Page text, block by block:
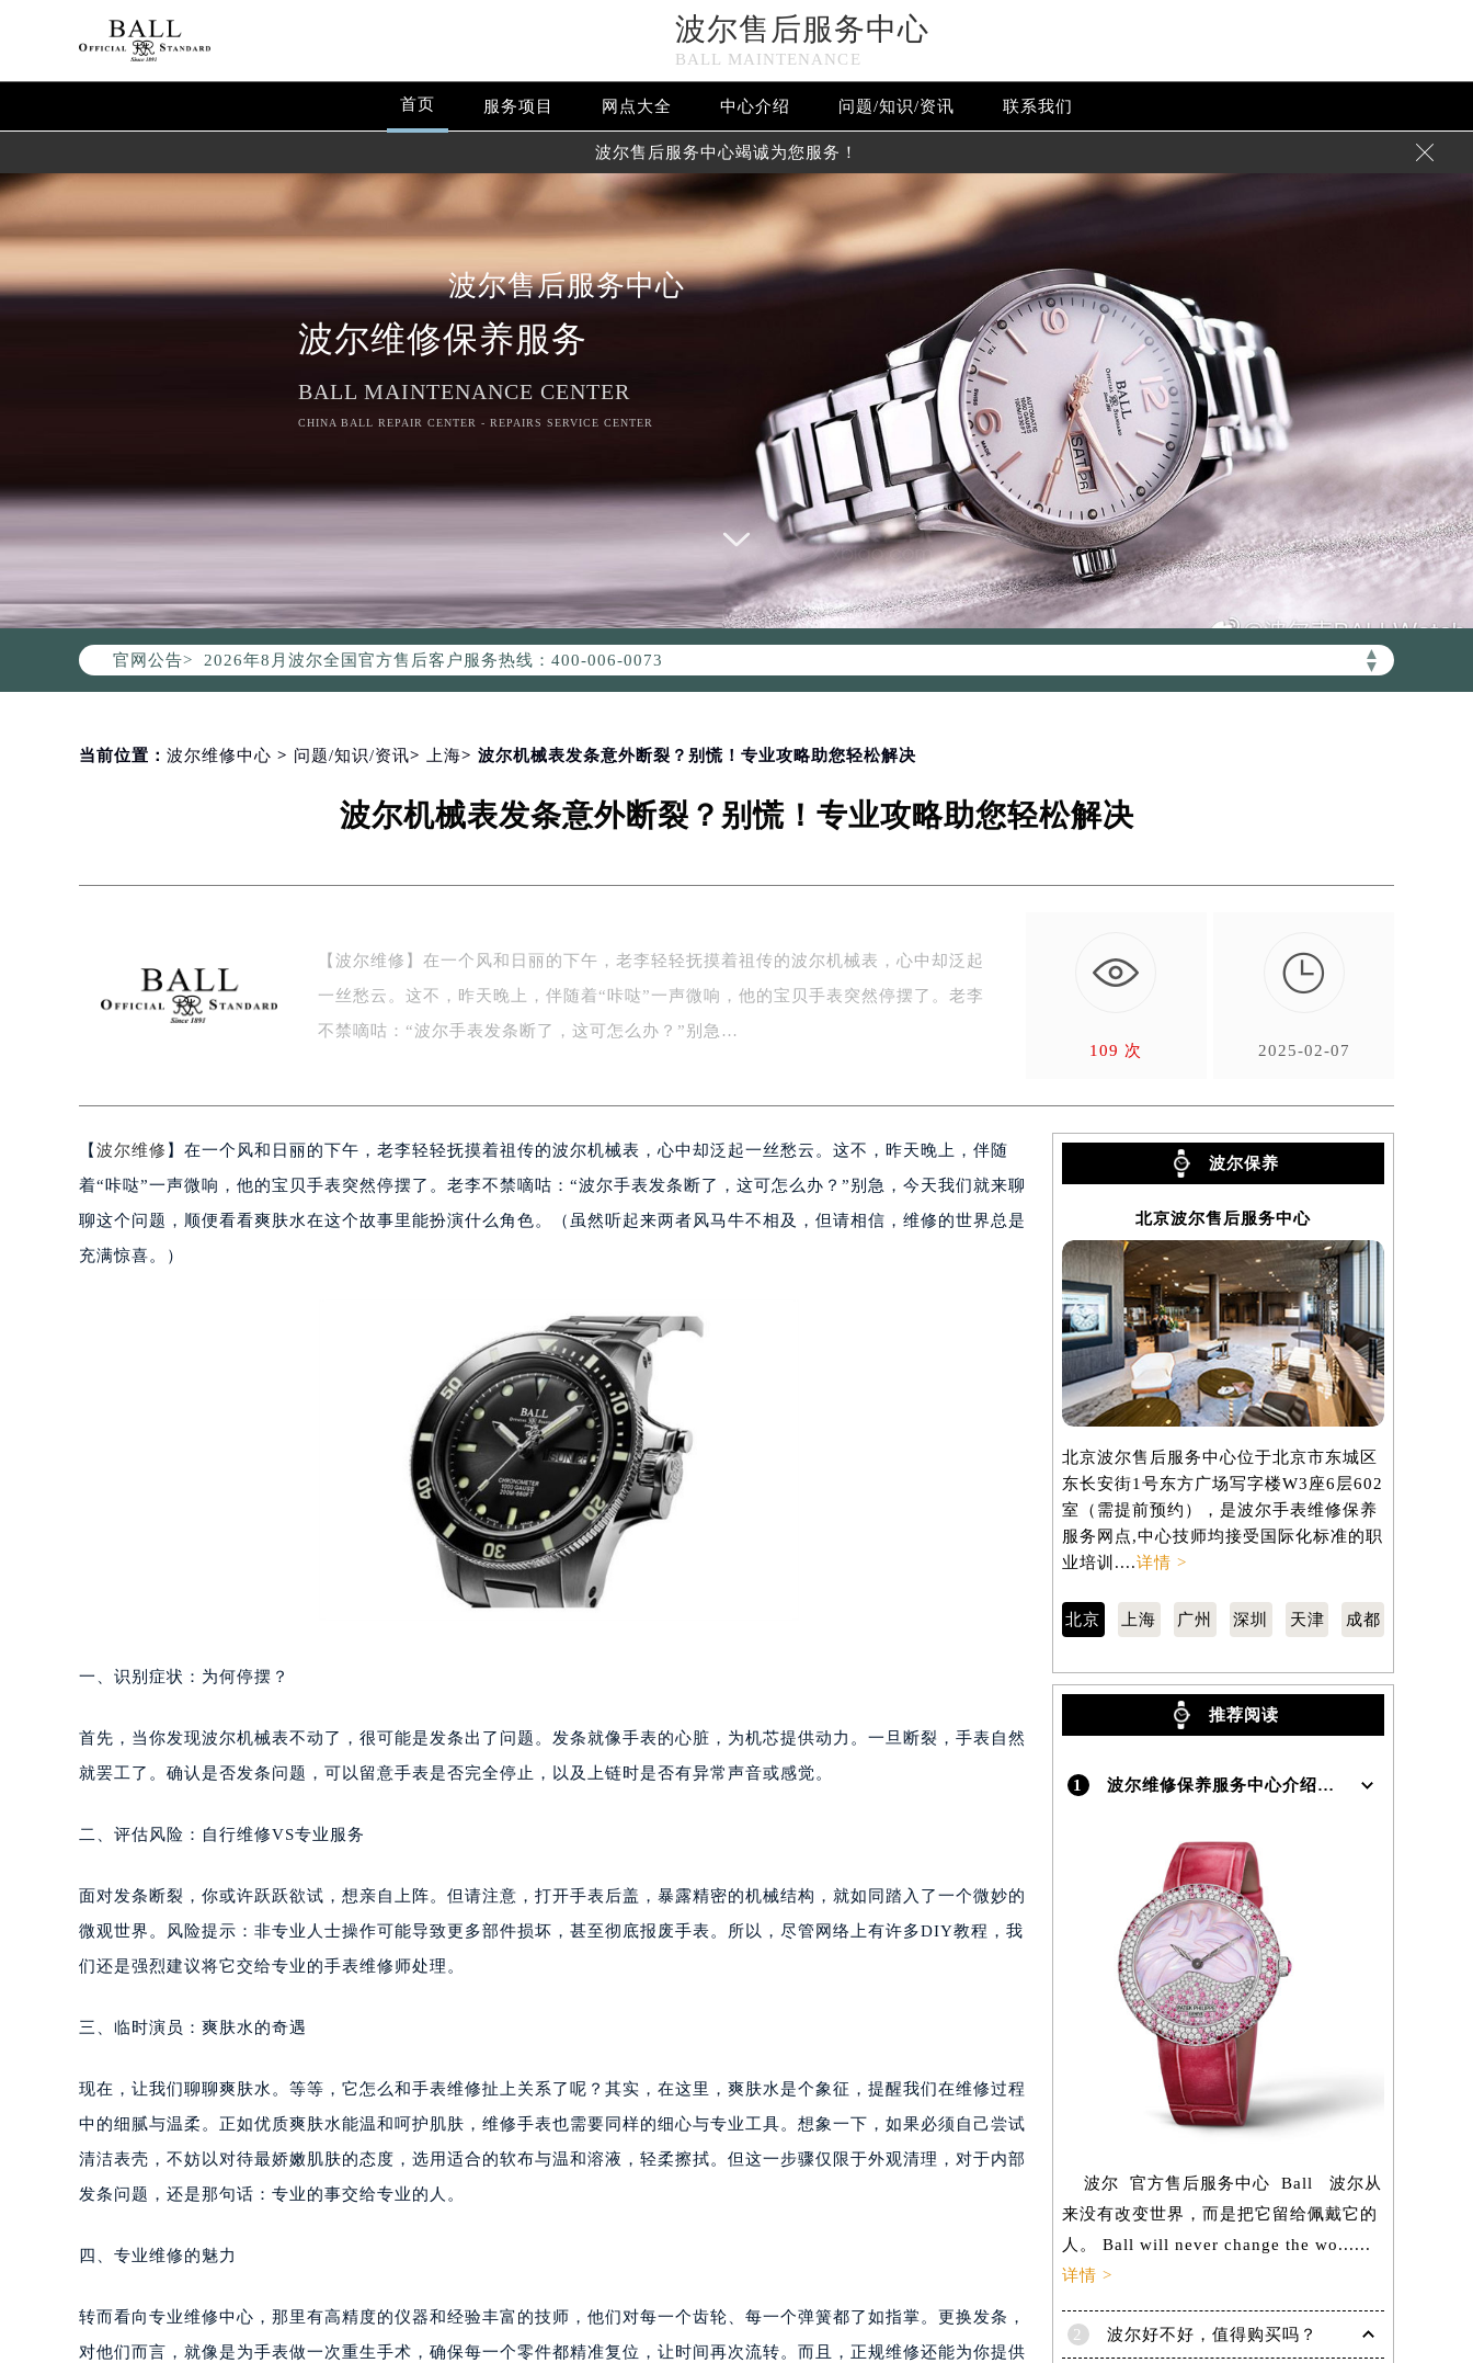
波尔售后服务中心
BALL MAINTENANCE
首页 服务项目 网点大全 中心介绍 问题/知识/资讯 联系我们
波尔售后服务中心竭诚为您服务！ 
波尔售后服务中心
波尔维修保养服务
BALL MAINTENANCE CENTER
CHINA BALL REPAIR CENTER - REPAIRS SERVICE CENTER
官网公告> ▲
▼
2026年8月波尔中国区售后服务网络优化升级公告
2026年8月波尔全国官方售后客户服务热线：400-006-0073
波尔官方全国统一服务热线400-006-0073，服务覆盖中国大陆、香港、澳门、台湾全部区域（非大陆需加拨“+86”）
2026年8月波尔售后服务中心最新网点地址：
北京市东城区东长安街1号东方广场写字楼W3座6层602室（需提前预约）
上海市徐汇区虹桥路3号港汇中心写字楼2座37层3705室（需提前预约）
扬州市邗江区国展路29号星耀天地写字楼1号楼18层1803室（需提前预约）
盐城市盐都区世纪大道5号盐城金融城写字楼1号楼16层1604室（需提前预约）
泰州市海陵区永定东路399号置地商务中心东塔写字楼（华润万象城）17层1706室（需提前预约）
绍兴市越城区胜利东路379号世茂天际中心写字楼8层805室（需提前预约）
嘉兴市南湖区广益路705号嘉兴世界贸易中心写字楼A座13层1304室（需提前预约）
南昌市红谷滩新区红谷中大道998号绿地双子塔（中央广场）A1座办公楼14层07室（需提前预约）
深圳市罗湖区深南东路5001号华润大厦写字楼17层1701室（需提前预约）
惠州市惠城区江北文昌一路7号华贸大厦写字楼1座30层05室（需提前预约）
厦门市思明区湖滨东路95号华润大厦写字楼B座11层1104室（需提前预约）
福州市鼓楼区五四路128-1号恒力城写字楼15层03室（需提前预约）
成都市锦江区人民东路6号SAC东原中心写字楼24层2406B室（需提前预约）
重庆市江北区观音桥步行街2号融恒时代广场写字楼9层902室（需提前预约）
长沙市芙蓉区定王台街道建湘路393号世茂环球金融中心写字楼（芙蓉广场）10层13室（需提前预约）
郑州市二七区铭功路10号华润大厦写字楼29层2905室（需提前预约）
太原市迎泽区解放路15号亨得利名表服务中心（品牌授权店）3层整层（需提前预约）
沈阳市沈河区中街路137号亨得利名表服务中心（品牌授权店）1层整层（需提前预约）
乌鲁木齐市天山区红山路26号时代广场（CCMALL）C座17层17-B（需提前预约）
哈尔滨市道里区友谊西路600号富力中心T2座写字楼29层03室（需提前预约）
大连市中山区人民路15号国际金融大厦7层G室（需提前预约）
东莞市东城街道鸿福东路1号民盈国贸中心T1写字楼9层907室（需提前预约）
南通市崇川区工农路57号圆融广场写字楼16层1603室（需提前预约）
苏州市苏州工业园区星港街199号苏州中心办公楼C座22层08室（需提前预约）
南宁市青秀区金湖路59号地王大厦12楼1224室（需提前预约）
烟台市芝罘区胜利路139号万达金融中心A座907室（需提前预约）
长春市朝阳区西安大路727号中银大厦A座(旺进大厦)18层09室（需提前预约）
贵阳市南明区都司高架桥路33号亨特国际金融中心14楼14D（需提前预约）
昆明市盘龙区北京路928号同德昆明广场写字楼10层06室（需提前预约）
西安市碑林区南关正街88号华侨城长安国际中心E座6楼10室（需提前预约）
唐山市路南区新华东道100号万达广场写字楼A座10层1002室（需提前预约）
台州市椒江区东海大道1800号腾达中心东1幢20楼2002室（需提前预约）
当前位置： 波尔维修中心 > 问题/知识/资讯> 上海> 波尔机械表发条意外断裂？别慌！专业攻略助您轻松解决
波尔机械表发条意外断裂？别慌！专业攻略助您轻松解决
【波尔维修】在一个风和日丽的下午，老李轻轻抚摸着祖传的波尔机械表，心中却泛起
一丝愁云。这不，昨天晚上，伴随着“咔哒”一声微响，他的宝贝手表突然停摆了。老李
不禁嘀咕：“波尔手表发条断了，这可怎么办？”别急…
109 次

2025-02-07
【 波尔维修 】在一个风和日丽的下午，老李轻轻抚摸着祖传的波尔机械表，心中却泛起一丝愁云。这不，昨天晚上，伴随
着“咔哒”一声微响，他的宝贝手表突然停摆了。老李不禁嘀咕：“波尔手表发条断了，这可怎么办？”别急，今天我们就来聊
聊这个问题，顺便看看爽肤水在这个故事里能扮演什么角色。（虽然听起来两者风马牛不相及，但请相信，维修的世界总是
充满惊喜。）
一、识别症状：为何停摆？
首先，当你发现波尔机械表不动了，很可能是发条出了问题。发条就像手表的心脏，为机芯提供动力。一旦断裂，手表自然
就罢工了。确认是否发条问题，可以留意手表是否完全停止，以及上链时是否有异常声音或感觉。
二、评估风险：自行维修VS专业服务
面对发条断裂，你或许跃跃欲试，想亲自上阵。但请注意，打开手表后盖，暴露精密的机械结构，就如同踏入了一个微妙的
微观世界。风险提示：非专业人士操作可能导致更多部件损坏，甚至彻底报废手表。所以，尽管网络上有许多DIY教程，我
们还是强烈建议将它交给专业的手表维修师处理。
三、临时演员：爽肤水的奇遇
现在，让我们聊聊爽肤水。等等，它怎么和手表维修扯上关系了呢？其实，在这里，爽肤水是个象征，提醒我们在维修过程
中的细腻与温柔。正如优质爽肤水能温和呵护肌肤，维修手表也需要同样的细心与专业工具。想象一下，如果必须自己尝试
清洁表壳，不妨以对待最娇嫩肌肤的态度，选用适合的软布与温和溶液，轻柔擦拭。但这一步骤仅限于外观清理，对于内部
发条问题，还是那句话：专业的事交给专业的人。
四、专业维修的魅力
转而看向专业维修中心，那里有高精度的仪器和经验丰富的技师，他们对每一个齿轮、每一个弹簧都了如指掌。更换发条，
对他们而言，就像是为手表做一次重生手术，确保每一个零件都精准复位，让时间再次流转。而且，正规维修还能为你提供
波尔保养
北京波尔售后服务中心
北京波尔售后服务中心位于北京市东城区
东长安街1号东方广场写字楼W3座6层602
室（需提前预约），是波尔手表维修保养
服务网点,中心技师均接受国际化标准的职
业培训....详情 >
北京 上海 广州 深圳 天津 成都
推荐阅读
1 波尔维修保养服务中心介绍 | Lange
波尔 官方售后服务中心 Ball 波尔从
来没有改变世界，而是把它留给佩戴它的
人。 Ball will never change the wo......
详情 >
2 波尔好不好，值得购买吗？